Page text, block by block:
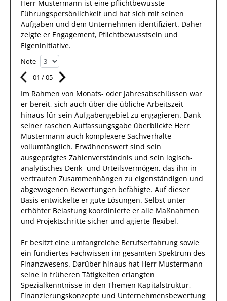
Herr Mustermann ist eine pflichtbewusste
Führungspersönlichkeit und hat sich mit seinen
Aufgaben und dem Unternehmen identifiziert. Daher
zeigte er Engagement, Pflichtbewusstsein und
Eigeninitiative.
Note
01 /05
Im Rahmen von Monats- oder Jahresabschlüssen war
er bereit, sich auch über die übliche Arbeitszeit
hinaus für sein Aufgabengebiet zu engagieren. Dank
seiner raschen Auffassungsgabe überblickte Herr
Mustermann auch komplexere Sachverhalte
vollumfänglich. Erwähnenswert sind sein
ausgeprägtes Zahlenverständnis und sein logisch-
analytisches Denk- und Urteilsvermögen, das ihn in
vertrauten Zusammenhängen zu eigenständigen und
abgewogenen Bewertungen befähigte. Auf dieser
Basis entwickelte er gute Lösungen. Selbst unter
erhöhter Belastung koordinierte er alle Maßnahmen
und Projektschritte sicher und agierte flexibel.
Er besitzt eine umfangreiche Berufserfahrung sowie
ein fundiertes Fachwissen im gesamten Spektrum des
Finanzwesens. Darüber hinaus hat Herr Mustermann
seine in früheren Tätigkeiten erlangten
Spezialkenntnisse in den Themen Kapitalstruktur,
Finanzierungskonzepte und Unternehmensbewertung